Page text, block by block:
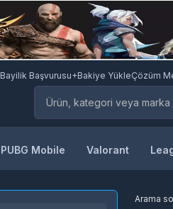
Bayilik Başvurusu+Bakiye YükleÇözüm
PUBG Mobile Valorant
Arama